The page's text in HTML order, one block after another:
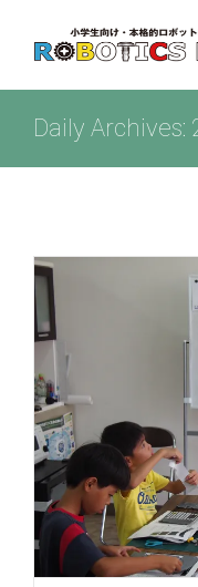
content
Daily Archives: